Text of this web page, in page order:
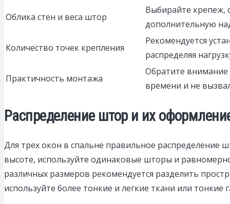
Облика стен и веса штор
Выбирайте крепеж,
дополнительную
Количество точек крепления
Рекомендуется
распределяя
Практичность монтажа
Обратите внимание
времени и не
Распределение штор и их
Для трех окон в спальне правильное распределение
высоте, используйте одинаковые шторы и
различных размеров рекомендуется разделить
используйте более тонкие и легкие ткани или